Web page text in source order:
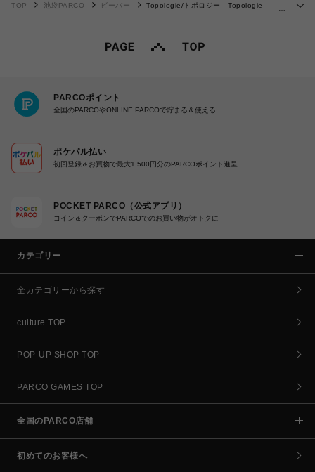
TOP 池袋PARCO ビーバー
Topologie/トポロジー Topologie
PARCOポイント
全国のPARCOやONLINE PARCOで貯まる＆使える
ポケパル払い
初回登録＆お買物で最大1,500円分のPARCOポイント進呈
POCKET PARCO（公式アプリ）
コイン＆クーポンでPARCOでのお買い物がオトクに
カテゴリー
全カテゴリーから探す
culture TOP
POP-UP SHOP TOP
PARCO GAMES TOP
全国のPARCO店舗
初めてのお客様へ